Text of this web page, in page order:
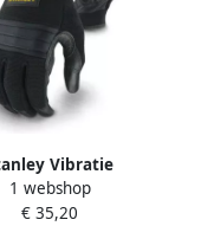
Vibratie
Handschoen |
SY800L EU
1 webshop
€ 35,20